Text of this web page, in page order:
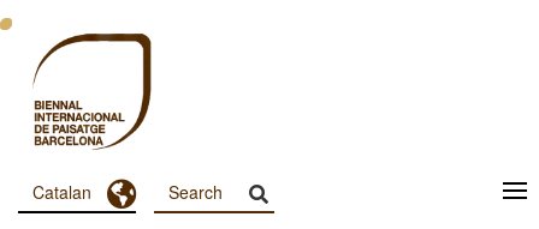
Vés
contingut
Menu
Catalan Toggle Dropdown